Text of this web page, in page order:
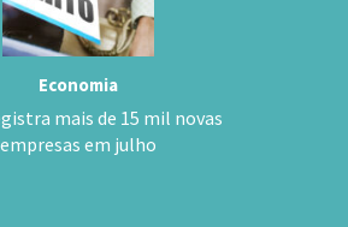
Economia
mais de 15 mil novas
empresas em julho